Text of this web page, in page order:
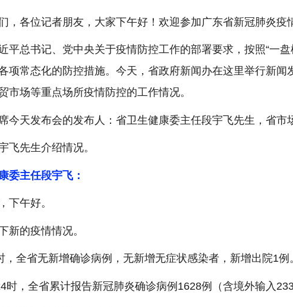
，各位记者朋友，大家下午好！欢迎参加广东省新冠肺炎疫
平总书记、党中央关于疫情防控工作的部署要求，按照“一
项常态化的防控措施。今天，省政府新闻办在这里举行新
市场等重点场所疫情防控的工作情况。
今天发布会的发布人：省卫生健康委主任段宇飞先生，省市
飞先生介绍情况。
委主任段宇飞：
下午好。
新的疫情情况。
，全省无新增确诊病例，无新增无症状感染者，新增出院1
时，全省累计报告新冠肺炎确诊病例1628例（含境外输入